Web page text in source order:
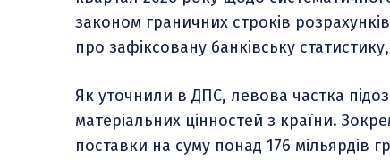
законом граничних строків
про зафіксовану банківську
Як уточнили в ДПС, левова частка
матеріальних цінностей з країни.
поставки на суму понад 176 мільярдів